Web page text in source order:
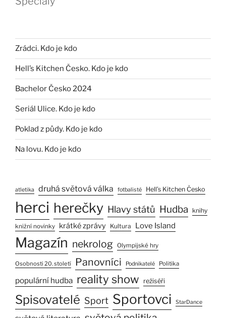
Zrádci. Kdo je kdo
Hell’s Kitchen Česko. Kdo je kdo
Bachelor Česko 2024
Seriál Ulice. Kdo je kdo
Poklad z půdy. Kdo je kdo
Na lovu. Kdo je kdo
atletika druhá světová válka fotbalisté Hell’s Kitchen Česko
herci herečky Hlavy států Hudba knihy
knižní novinky krátké zprávy Kultura Love Island
Magazín nekrolog Olympijské hry
Osobnosti 20. století Panovníci Podnikatelé Politika
populární hudba reality show režiséři
Spisovatelé Sport Sportovci StarDance